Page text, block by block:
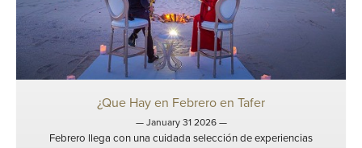
¿Que Hay en Febrero en Tafer
— January 31 2026 —
Febrero llega con una cuidada selección de experiencias